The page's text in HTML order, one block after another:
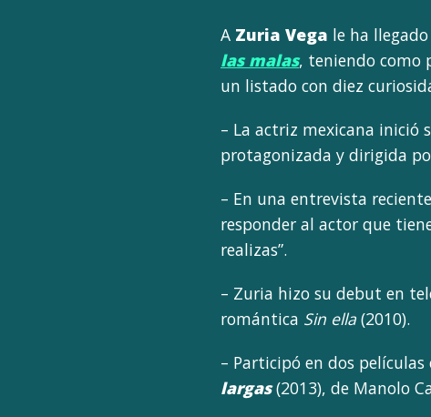
A Zuria Vega le ha
las malas, teniendo como
un listado con diez
– La actriz mexicana inició
protagonizada y dirigida
– En una entrevista
responder al actor que
realizas”.
– Zuria hizo su debut en
romántica Sin ella (2010).
– Participó en dos
largas(2013), de Manolo